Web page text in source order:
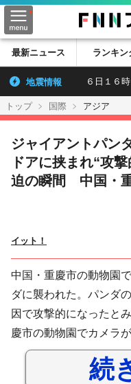
最新ニュース ランキン
地震情報 ６日１６時
トップ 国際 アジア
ジャイアントパン
ドアに挟まれ“攻
迫の瞬間 中国・
イット！
中国・重慶市の動物園
ダに襲われた。パンダ
因で攻撃的になったと
慶市の動物園でカメラ
続